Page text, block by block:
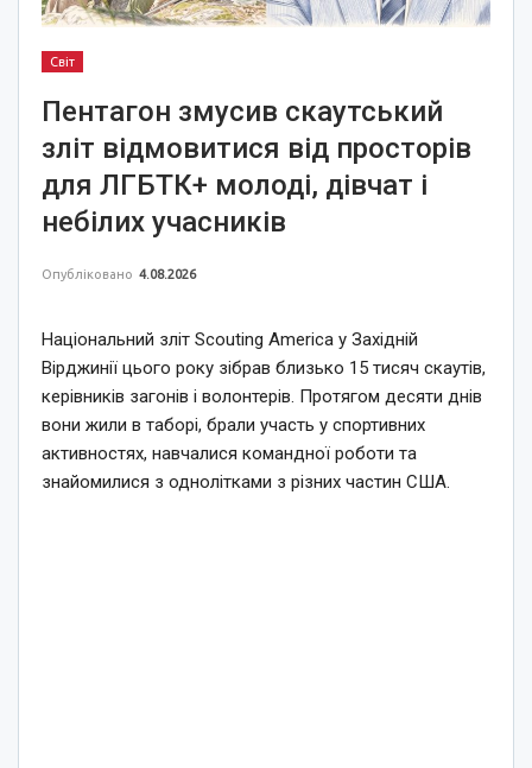
Світ
Пентагон змусив скаутський
зліт відмовитися від просторів
для ЛГБТК+ молоді, дівчат і
небілих учасників
Опубліковано 4.08.2026
Національний зліт Scouting America у Західній
Вірджинії цього року зібрав близько 15 тисяч скаутів,
керівників загонів і волонтерів. Протягом десяти днів
вони жили в таборі, брали участь у спортивних
активностях, навчалися командної роботи та
знайомилися з однолітками з різних частин США.